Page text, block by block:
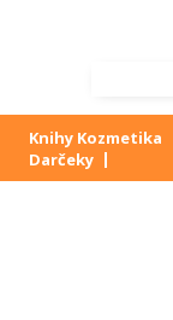
Knihy Kozmetika
Darčeky